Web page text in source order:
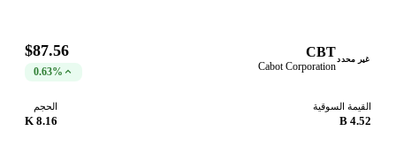
غير محدد CBT
Cabot Corporation
$87.56
0.63%
القيمة السوقية
4.52 B
الحجم
8.16 K